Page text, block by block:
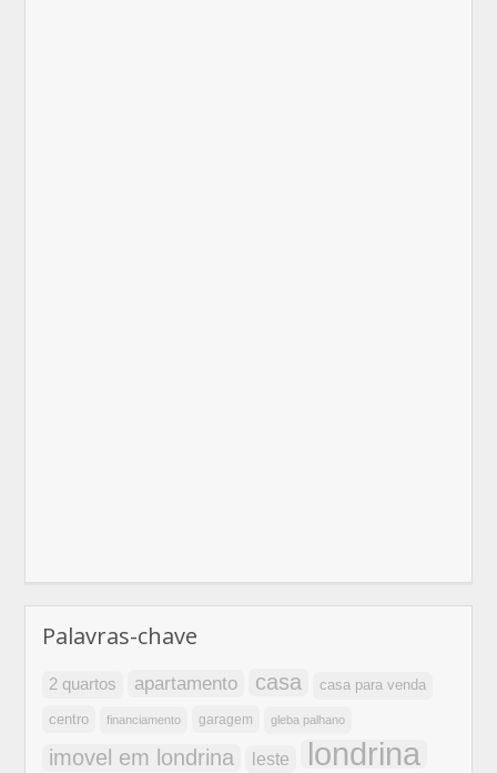
Palavras-chave
2 quartos apartamento casa casa para venda
centro financiamento garagem gleba palhano
imovel em londrina leste londrina